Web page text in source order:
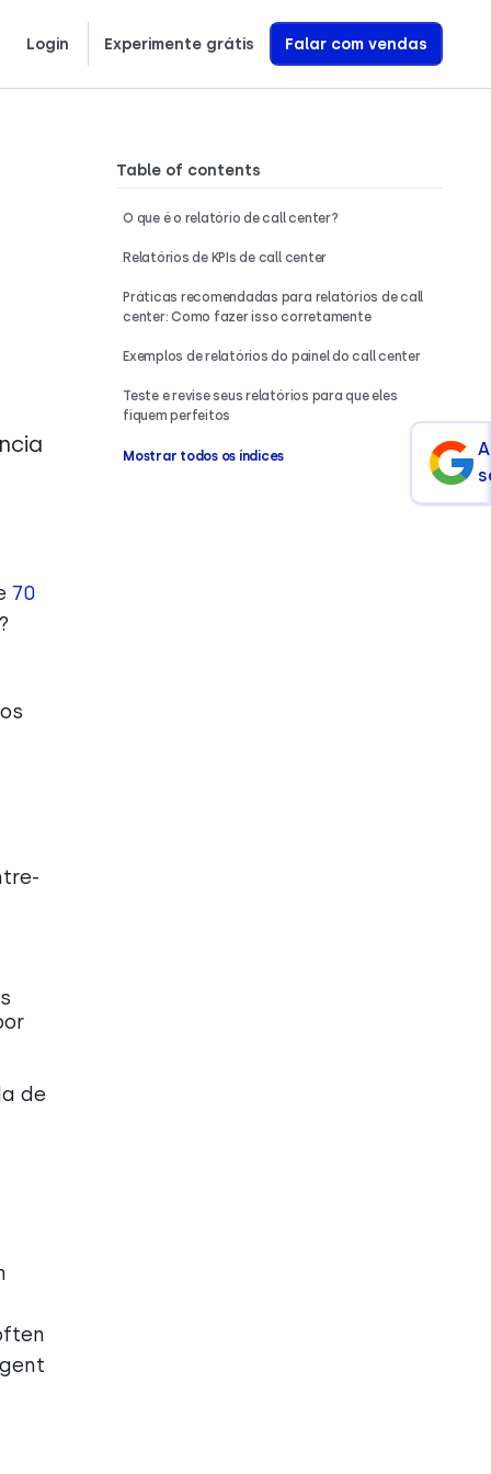
Login Experimente grátis Falar com vendas
Table of contents
O que é o relatório de call center?
Relatórios de KPIs de call center
Práticas recomendadas para relatórios de call
center: Como fazer isso corretamente
Exemplos de relatórios do painel do call center
Teste e revise seus relatórios para que eles
fiquem perfeitos
Mostrar todos os índices
70
de